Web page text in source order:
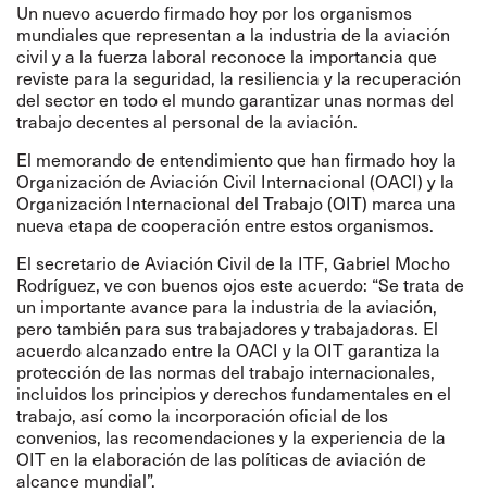
Un nuevo acuerdofirmado hoy por los organismos
mundiales que representan a la industria de la aviación
civil y a la fuerza laboral reconoce la importancia que
reviste para la seguridad, la resiliencia y la recuperación
del sector en todo el mundo garantizar unas normas del
trabajo decentes al personal de la aviación.
El memorando de entendimiento que han firmado hoy la
Organización de Aviación Civil Internacional (OACI) y la
Organización Internacional del Trabajo (OIT) marca una
nueva etapa de cooperación entre estos organismos.
El secretario de Aviación Civil de la ITF, Gabriel Mocho
Rodríguez, ve con buenos ojos este acuerdo: “Se trata de
un importante avance para la industria de la aviación,
pero también para sus trabajadores y trabajadoras. El
acuerdo alcanzado entre la OACI y la OIT garantiza la
protección de las normas del trabajo internacionales,
incluidos los principios y derechos fundamentales en el
trabajo, así como la incorporación oficial de los
convenios, las recomendaciones y la experiencia de la
OIT en la elaboración de las políticas de aviación de
alcance mundial”.